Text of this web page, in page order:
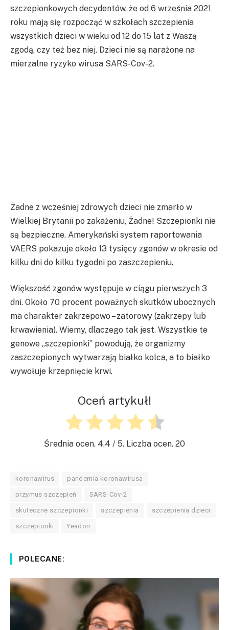
szczepionkowych decydentów, że od 6 września 2021
roku mają się rozpocząć w szkołach szczepienia
wszystkich dzieci w wieku od 12 do 15 lat z Waszą
zgodą, czy też bez niej. Dzieci nie są narażone na
mierzalne ryzyko wirusa SARS-Cov-2.
Żadne z wcześniej zdrowych dzieci nie zmarło w
Wielkiej Brytanii po zakażeniu, Żadne! Szczepionki nie
są bezpieczne. Amerykański system raportowania
VAERS pokazuje około 13 tysięcy zgonów w okresie od
kilku dni do kilku tygodni po zaszczepieniu.
Większość zgonów występuje w ciągu pierwszych 3
dni. Około 70 procent poważnych skutków ubocznych
ma charakter zakrzepowo – zatorowy (zakrzepy lub
krwawienia). Wiemy, dlaczego tak jest. Wszystkie te
genowe „szczepionki” powodują, że organizmy
zaszczepionych wytwarzają białko kolca, a to białko
wywołuje krzepnięcie krwi.
Oceń artykuł!
Średnia ocen. 4.4 / 5. Liczba ocen. 20
koronawirus pandemia koronawirusa
przymus szczepień SARS-Cov-2
skuteczne szczepionki szczepienia szczepienia dzieci
szczepionki Yeadon
POLECANE: